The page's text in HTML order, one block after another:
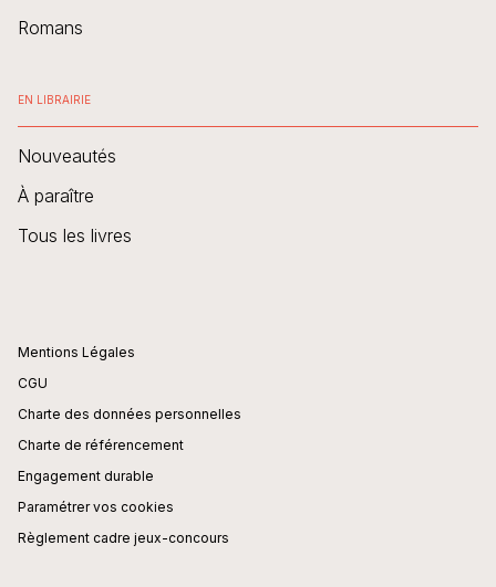
Romans
EN LIBRAIRIE
Nouveautés
À paraître
Tous les livres
Mentions Légales
CGU
Charte des données personnelles
Charte de référencement
Engagement durable
Paramétrer vos cookies
Règlement cadre jeux-concours